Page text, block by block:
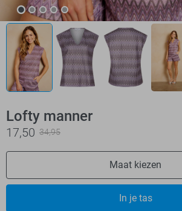
Lofty manner
17,50 34,95
Maat kiezen
In je tas